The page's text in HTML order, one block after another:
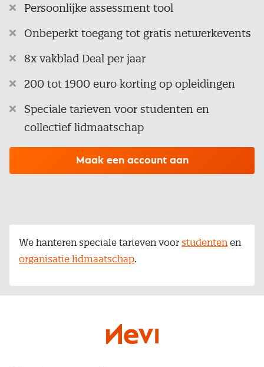
Persoonlijke assessment tool
Onbeperkt toegang tot gratis netwerkevents
8x vakblad Deal per jaar
200 tot 1900 euro korting op opleidingen
Speciale tarieven voor studenten en
collectief lidmaatschap
Maak een account aan
We hanteren speciale tarieven voor studenten en
organisatie lidmaatschap.